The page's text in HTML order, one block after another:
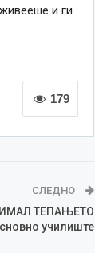
и ги
179
СЛЕДНО
ТЕПАЊЕТО
училиште